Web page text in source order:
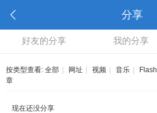
分享
好友的分享 我的分享
按类型查看: 全部 网址 视频 音乐 Flash
章
现在还没分享